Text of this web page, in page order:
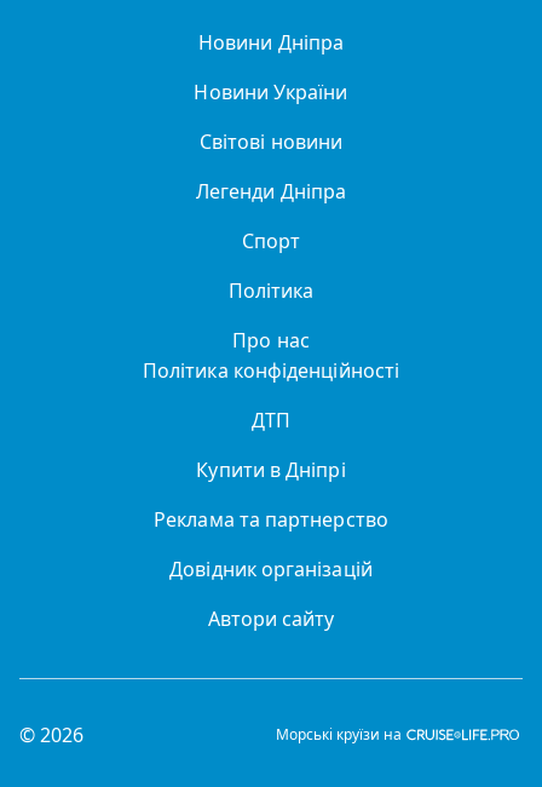
Новини Дніпра
Новини України
Світові новини
Легенди Дніпра
Спорт
Політика
Про нас
Політика конфіденційності
ДТП
Купити в Дніпрі
Реклама та партнерство
Довідник організацій
Автори сайту
© 2026 Морські круїзи на